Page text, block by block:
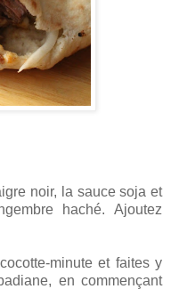
noir, la sauce soja et
haché. Ajoutez
minute et faites y
en commençant